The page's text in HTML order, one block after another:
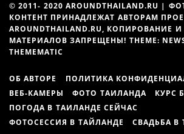
© 2011- 2020 AROUNDTHAILAND.RU |
КОНТЕНТ ПРИНАДЛЕЖАТ АВТОРАМ
AROUNDTHAILAND.RU, КОПИРОВАНИЕ
МАТЕРИАЛОВ ЗАПРЕЩЕНЫ! THEME: NEWS
THEMEMATIC
ОБ АВТОРЕ
ПОЛИТИКА
ВЕБ-КАМЕРЫ
ФОТО ТАИЛАНДА
КУРС
ПОГОДА В ТАИЛАНДЕ СЕЙЧАС
ФОТОСЕССИЯ В ТАЙЛАНДЕ
СВАДЬБА В